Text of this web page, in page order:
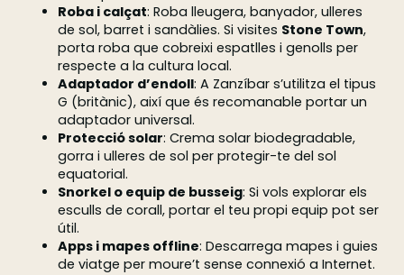
Roba i calçat: Roba lleugera, banyador, ulleres
de sol, barret i sandàlies. Si visites Stone Town,
porta roba que cobreixi espatlles i genolls per
respecte a la cultura local.
Adaptador d’endoll: A Zanzíbar s’utilitza el tipus
G (britànic), així que és recomanable portar un
adaptador universal.
Protecció solar: Crema solar biodegradable,
gorra i ulleres de sol per protegir-te del sol
equatorial.
Snorkel o equip de busseig: Si vols explorar els
esculls de corall, portar el teu propi equip pot ser
útil.
Apps i mapes offline: Descarrega mapes i guies
de viatge per moure’t sense connexió a Internet.